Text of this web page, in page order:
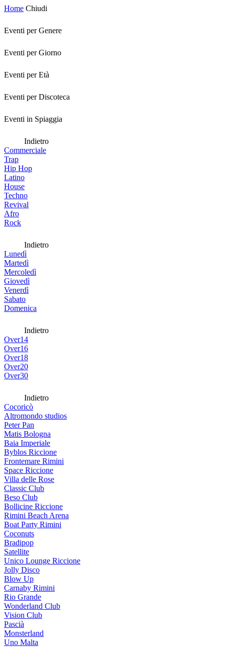
Home Chiudi
Eventi per Genere
Eventi per Giorno
Eventi per Età
Eventi per Discoteca
Eventi in Spiaggia
Indietro
Commerciale
Trap
Hip Hop
Latino
House
Techno
Revival
Afro
Rock
Indietro
Lunedì
Martedì
Mercoledì
Giovedì
Venerdì
Sabato
Domenica
Indietro
Over14
Over16
Over18
Over20
Over30
Indietro
Cocoricò
Altromondo studios
Peter Pan
Matis Bologna
Baia Imperiale
Byblos Riccione
Frontemare Rimini
Space Riccione
Villa delle Rose
Classic Club
Beso Club
Bollicine Riccione
Rimini Beach Arena
Boat Party Rimini
Coconuts
Bradipop
Satellite
Unico Lounge Riccione
Jolly Disco
Blow Up
Carnaby Rimini
Rio Grande
Wonderland Club
Vision Club
Pascià
Monsterland
Uno Malta